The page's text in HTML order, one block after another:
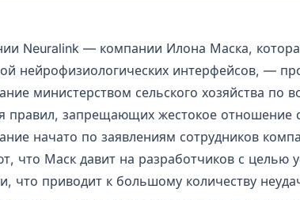
Neuralink — компании Илона Маска,
нейрофизиологических интерфейсов, —
министерством сельского хозяйства по
правил, запрещающих жестокое отношение
начато по заявлениям сотрудников
что Маск давит на разработчиков с целью
что приводит к большому количеству